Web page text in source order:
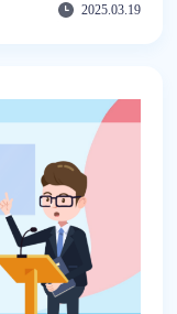
地制作高质量的法
2025.03.19